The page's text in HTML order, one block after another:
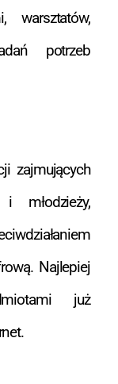
warsztatów,
potrzeb
zajmujących
młodzieży,
Najlepiej
już